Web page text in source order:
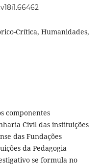
Crítica, Humanidades,
componentes
Civil das instituições
das Fundações
da Pedagogia
se formula no